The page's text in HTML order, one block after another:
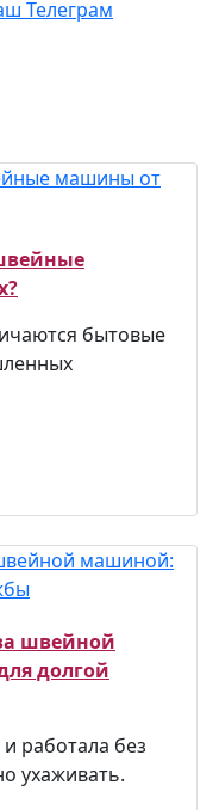
бытовые
швейной
долгой
работала без
ухаживать.